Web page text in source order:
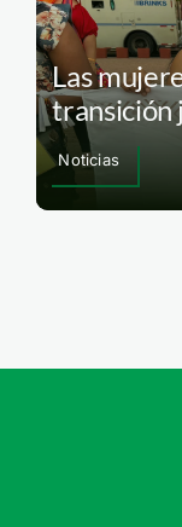
Las
transición
Noticias